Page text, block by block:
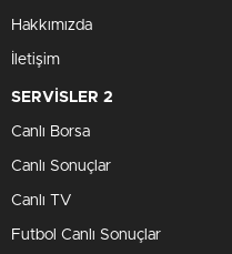
Hakkımızda
İletişim
SERVİSLER 2
Canlı Borsa
Canlı Sonuçlar
Canlı TV
Futbol Canlı Sonuçlar